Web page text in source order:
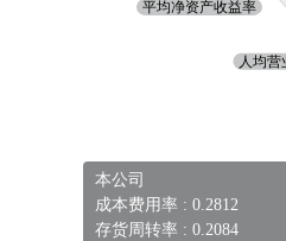
本公司
成本费用率 : 0.2812
存货周转率 : 0.2084